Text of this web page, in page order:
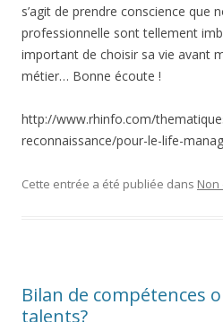
s’agit de prendre conscience que
professionnelle sont tellement
important de choisir sa vie avant
métier… Bonne écoute !
http://www.rhinfo.com/
reconnaissance/pour-le-life-
Cette entrée a été publiée dans Non
Bilan de compétences
talents?